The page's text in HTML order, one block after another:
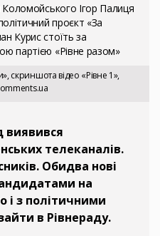
Коломойського Ігор Палиця
проєкт «За
Курис стоїть за
партією «Рівне разом»
скриншота відео «Рівне 1»,
виявився
телеканалів.
Обидва нові
на
і з політичними
в Рівнераду.